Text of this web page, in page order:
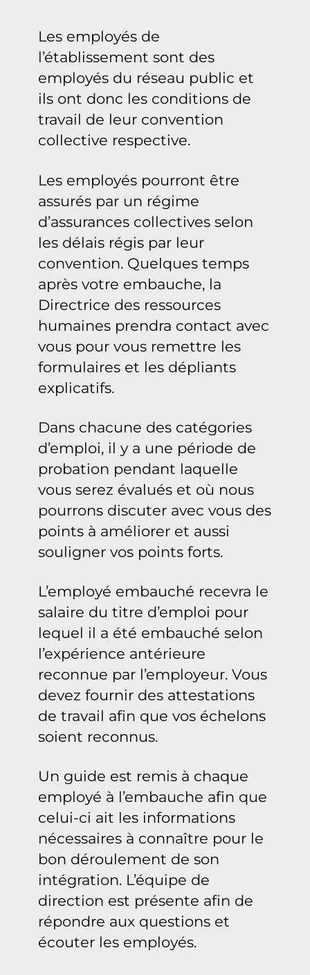
Les employés de
l’établissement sont des
employés du réseau public et
ils ont donc les conditions de
travail de leur convention
collective respective.
Les employés pourront être
assurés par un régime
d’assurances collectives selon
les délais régis par leur
convention. Quelques temps
après votre embauche, la
Directrice des ressources
humaines prendra contact avec
vous pour vous remettre les
formulaires et les dépliants
explicatifs.
Dans chacune des catégories
d’emploi, il y a une période de
probation pendant laquelle
vous serez évalués et où nous
pourrons discuter avec vous des
points à améliorer et aussi
souligner vos points forts.
L’employé embauché recevra le
salaire du titre d’emploi pour
lequel il a été embauché selon
l’expérience antérieure
reconnue par l’employeur. Vous
devez fournir des attestations
de travail afin que vos échelons
soient reconnus.
Un guide est remis à chaque
employé à l’embauche afin que
celui-ci ait les informations
nécessaires à connaître pour le
bon déroulement de son
intégration. L’équipe de
direction est présente afin de
répondre aux questions et
écouter les employés.